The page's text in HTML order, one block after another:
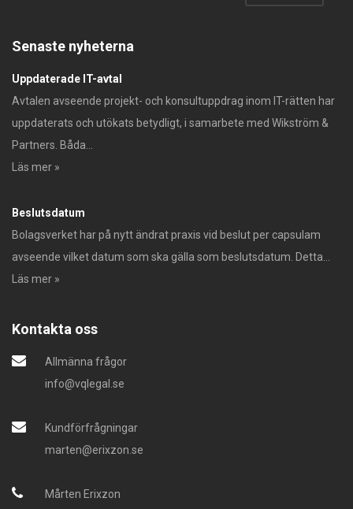
Senaste nyheterna
Uppdaterade IT-avtal
Avtalen avseende projekt- och konsultuppdrag inom IT-rätten har
uppdaterats och utökats betydligt, i samarbete med Wikström &
Partners. Båda...
Läs mer »
Beslutsdatum
Bolagsverket har på nytt ändrat praxis vid beslut per capsulam
avseende vilket datum som ska gälla som beslutsdatum. Detta...
Läs mer »
Kontakta oss
Allmänna frågor
info@vqlegal.se
Kundförfrågningar
marten@erixzon.se
Mårten Erixzon